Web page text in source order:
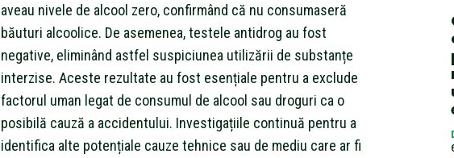
aveau nivele de alcool zero, confirmând că nu consumaseră
băuturi alcoolice. De asemenea, testele antidrog au fost
negative, eliminând astfel suspiciunea utilizării de substanțe
interzise. Aceste rezultate au fost esențiale pentru a exclude
factorul uman legat de consumul de alcool sau droguri ca o
posibilă cauză a accidentului. Investigațiile continuă pentru a
identifica alte potențiale cauze tehnice sau de mediu care ar fi